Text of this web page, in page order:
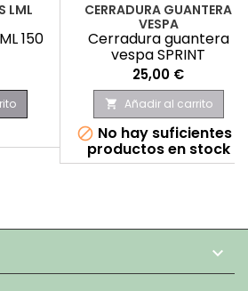
LML
150
CERRADURA GUANTERA
VESPA
Cerradura guantera
vespa SPRINT
Precio
25,00 €
 Añadir al carrito
 No hay suficientes
productos en stock
